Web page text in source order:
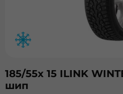
185/55х 15 ILINK
шип